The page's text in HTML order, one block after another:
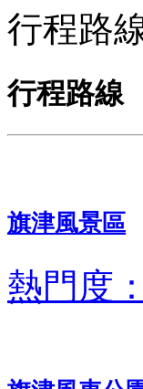
行程路
行程路線
旗津風景區
熱門度